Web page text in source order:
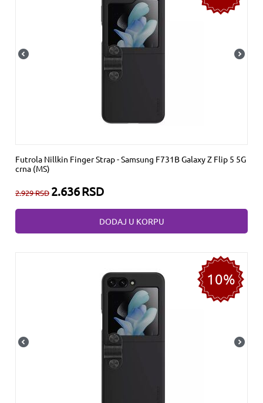
Futrola Nillkin Finger Strap - Samsung F731B Galaxy Z Flip 5 5G
crna (MS)
2.929RSD 2.636RSD
DODAJ U KORPU
10%